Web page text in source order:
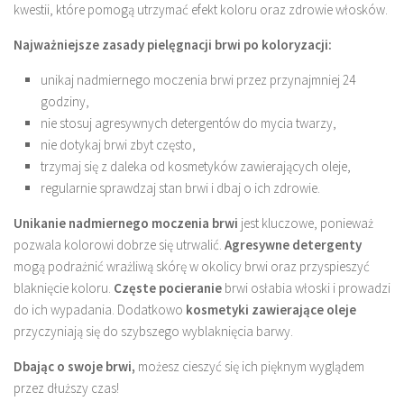
kwestii, które pomogą utrzymać efekt koloru oraz zdrowie włosków.
Najważniejsze zasady pielęgnacji brwi po koloryzacji:
unikaj nadmiernego moczenia brwi przez przynajmniej 24
godziny,
nie stosuj agresywnych detergentów do mycia twarzy,
nie dotykaj brwi zbyt często,
trzymaj się z daleka od kosmetyków zawierających oleje,
regularnie sprawdzaj stan brwi i dbaj o ich zdrowie.
Unikanie nadmiernego moczenia brwi jest kluczowe, ponieważ
pozwala kolorowi dobrze się utrwalić. Agresywne detergenty
mogą podrażnić wrażliwą skórę w okolicy brwi oraz przyspieszyć
blaknięcie koloru. Częste pocieranie brwi osłabia włoski i prowadzi
do ich wypadania. Dodatkowo kosmetyki zawierające oleje
przyczyniają się do szybszego wyblaknięcia barwy.
Dbając o swoje brwi, możesz cieszyć się ich pięknym wyglądem
przez dłuższy czas!